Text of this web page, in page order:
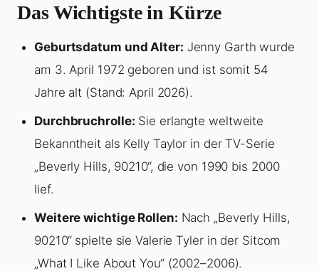
Das Wichtigste in Kürze
Geburtsdatum und Alter: Jenny Garth wurde
am 3. April 1972 geboren und ist somit 54
Jahre alt (Stand: April 2026).
Durchbruchrolle: Sie erlangte weltweite
Bekanntheit als Kelly Taylor in der TV-Serie
„Beverly Hills, 90210“, die von 1990 bis 2000
lief.
Weitere wichtige Rollen: Nach „Beverly Hills,
90210“ spielte sie Valerie Tyler in der Sitcom
„What I Like About You“ (2002–2006).